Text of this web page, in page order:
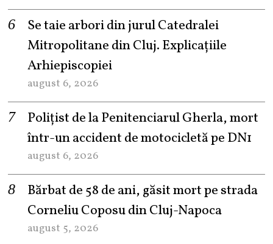
Se taie arbori din jurul Catedralei
Mitropolitane din Cluj. Explicațiile
Arhiepiscopiei
august 6, 2026
Polițist de la Penitenciarul Gherla, mort
într-un accident de motocicletă pe DN1
august 6, 2026
Bărbat de 58 de ani, găsit mort pe strada
Corneliu Coposu din Cluj-Napoca
august 5, 2026